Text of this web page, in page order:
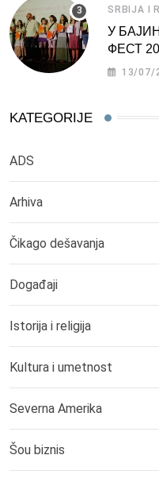
SRBIJA I
У
ФЕСТ
13/07/
KATEGORIJE
ADS
Arhiva
Čikago dešavanja
Događaji
Istorija i religija
Kultura i umetnost
Severna Amerika
Šou biznis